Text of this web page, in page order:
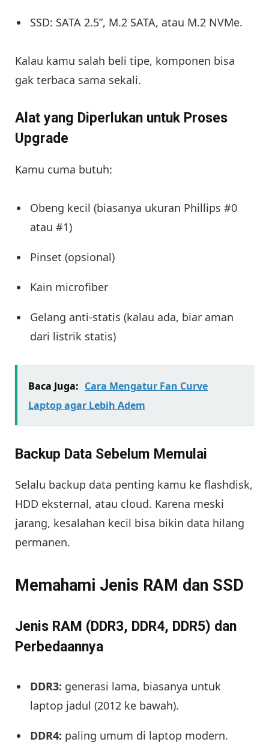
SSD: SATA 2.5”, M.2 SATA, atau M.2 NVMe.
Kalau kamu salah beli tipe, komponen bisa
gak terbaca sama sekali.
Alat yang Diperlukan untuk Proses
Upgrade
Kamu cuma butuh:
Obeng kecil (biasanya ukuran Phillips #0
atau #1)
Pinset (opsional)
Kain microfiber
Gelang anti-statis (kalau ada, biar aman
dari listrik statis)
Baca Juga: Cara Mengatur Fan Curve
Laptop agar Lebih Adem
Backup Data Sebelum Memulai
Selalu backup data penting kamu ke flashdisk,
HDD eksternal, atau cloud. Karena meski
jarang, kesalahan kecil bisa bikin data hilang
permanen.
Memahami Jenis RAM dan SSD
Jenis RAM (DDR3, DDR4, DDR5) dan
Perbedaannya
DDR3: generasi lama, biasanya untuk
laptop jadul (2012 ke bawah).
DDR4: paling umum di laptop modern.